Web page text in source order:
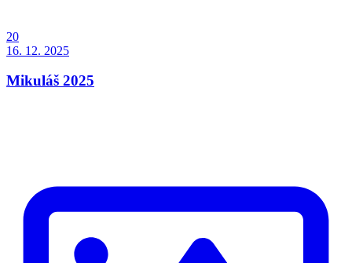
20
16. 12. 2025
Mikuláš 2025